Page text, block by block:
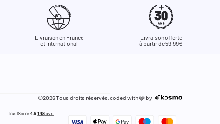
Livraison en France
et international
Livraison offerte
à partir de 59,99€
©2026 Tous droits réservés. coded with🩶 by